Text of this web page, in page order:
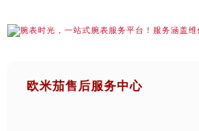
欧米茄售后服务中心